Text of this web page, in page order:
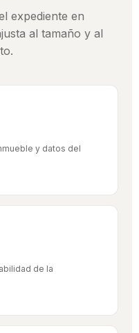
expediente en
al tamaño y al
y datos del
de la